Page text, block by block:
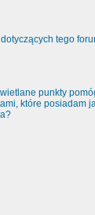
tego
punkty
które posiadam